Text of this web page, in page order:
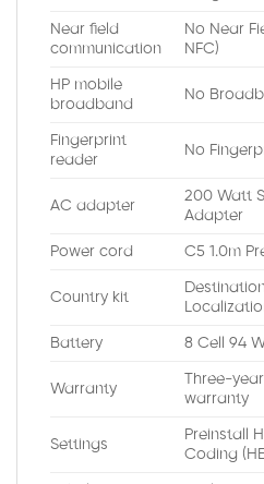
Near field
communication
No Near
NFC)
HP mobile
broadband
No
Fingerprint
reader
No
AC adapter
200 Watt
Adapter
Power cord C5 1.0m
Country kit
Battery 8 Cell 94
Warranty
Three-
warranty
Settings
Preinstall
Coding